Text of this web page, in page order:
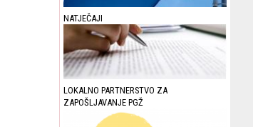
NATJEČAJI
LOKALNO PARTNERSTVO ZA
ZAPOŠLJAVANJE PGŽ